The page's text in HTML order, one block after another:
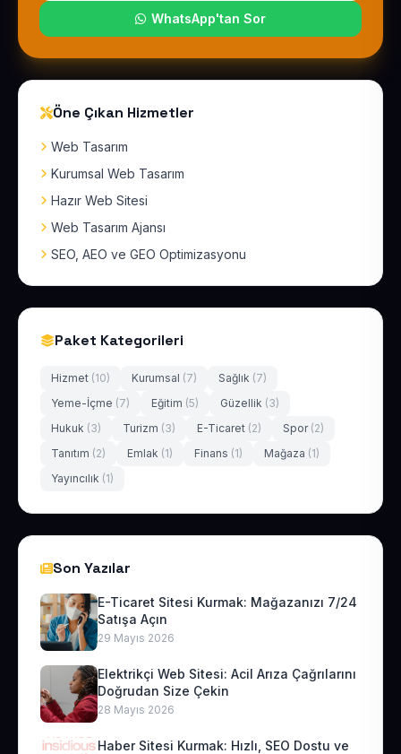
WhatsApp'tan Sor
Öne Çıkan Hizmetler
Web Tasarım
Kurumsal Web Tasarım
Hazır Web Sitesi
Web Tasarım Ajansı
SEO, AEO ve GEO Optimizasyonu
Paket Kategorileri
Hizmet (10) Kurumsal (7) Sağlık (7)
Yeme-İçme (7) Eğitim (5) Güzellik (3)
Hukuk (3) Turizm (3) E-Ticaret (2) Spor (2)
Tanıtım (2) Emlak (1) Finans (1) Mağaza (1)
Yayıncılık (1)
Son Yazılar
E-Ticaret Sitesi Kurmak: Mağazanızı 7/24
Satışa Açın
29 Mayıs 2026
Elektrikçi Web Sitesi: Acil Arıza Çağrılarını
Doğrudan Size Çekin
28 Mayıs 2026
Haber Sitesi Kurmak: Hızlı, SEO Dostu ve